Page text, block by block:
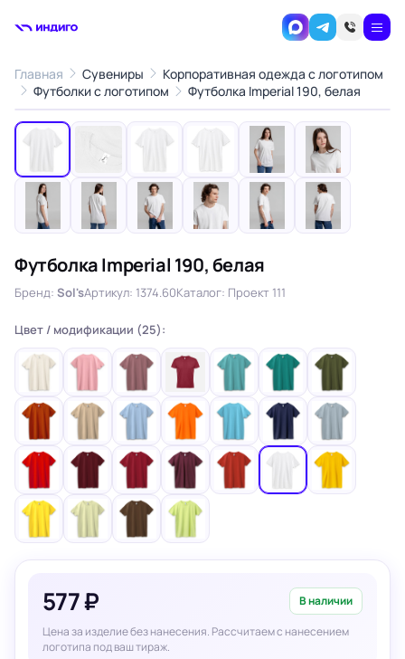
Главная Сувениры
Корпоративная одежда с логотипом
Футболки с логотипом
Футболка Imperial 190, белая
‹ ›
1/12
Футболка Imperial 190, белая
Бренд: Sol'sАртикул: 1374.60Каталог: Проект 111
Цвет / модификации (25):
577 ₽ В наличии
Цена за изделие без нанесения. Рассчитаем с нанесением
логотипа под ваш тираж.